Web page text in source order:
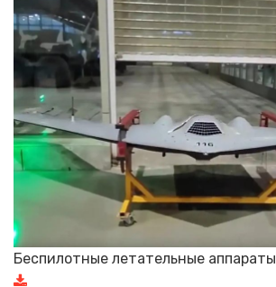
Беспилотные летательные аппараты